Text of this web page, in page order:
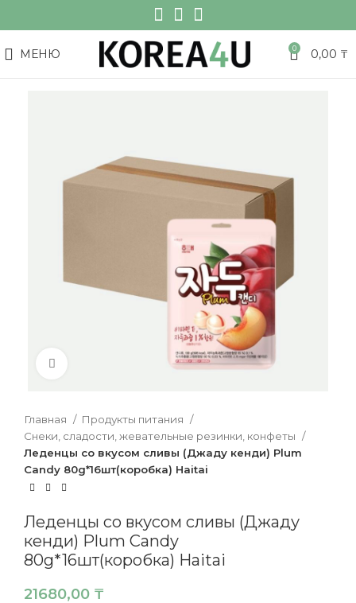
МЕНЮ 0 0,00 ₸
Нажмите, чтобы увеличить
Главная
Продукты питания
Снеки, сладости, жевательные резинки, конфеты
Леденцы со вкусом сливы (Джаду кенди) Plum
Candy 80g*16шт(коробка) Haitai
Леденцы со вкусом сливы (Джаду
кенди) Plum Candy
80g*16шт(коробка) Haitai
21680,00 ₸